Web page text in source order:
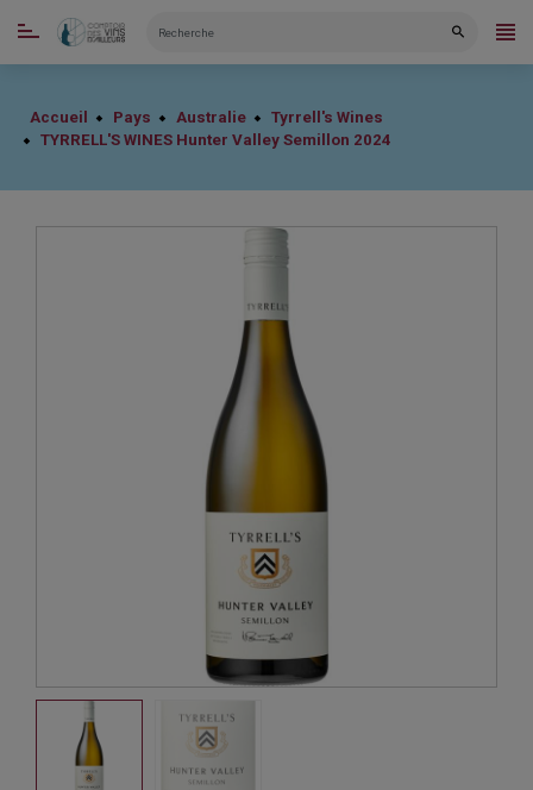
CATÉGORIES
Accueil Pays Australie
Tyrrell's Wines
TYRRELL'S WINES Hunter Valley Semillon 2024